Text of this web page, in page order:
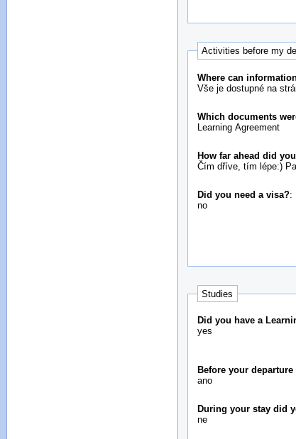
Activities before my
Where can
Vše je dostupné na
Which documents
Learning Agreement
How far ahead did
Čím dříve, tím lépe:)
Did you need a visa?:
no
Studies
Did you have a
yes
Before your
ano
During your stay did
ne